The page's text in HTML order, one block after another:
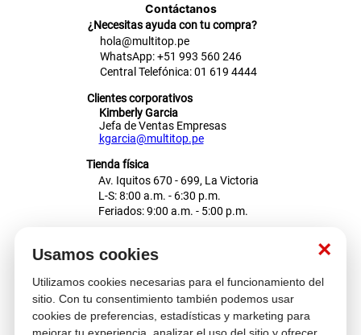
×
Usamos cookies
Utilizamos cookies necesarias para el funcionamiento del
sitio. Con tu consentimiento también podemos usar
cookies de preferencias, estadísticas y marketing para
Contáctanos
¿Necesitas ayuda con tu compra?
hola@multitop.pe
WhatsApp: +51 993 560 246
Central Telefónica: 01 619 4444
Clientes corporativos
Kimberly Garcia
Jefa de Ventas Empresas
kgarcia@multitop.pe
Tienda física
Av. Iquitos 670 - 699, La Victoria
L-S: 8:00 a.m. - 6:30 p.m.
Feriados: 9:00 a.m. - 5:00 p.m.
Atención al cliente